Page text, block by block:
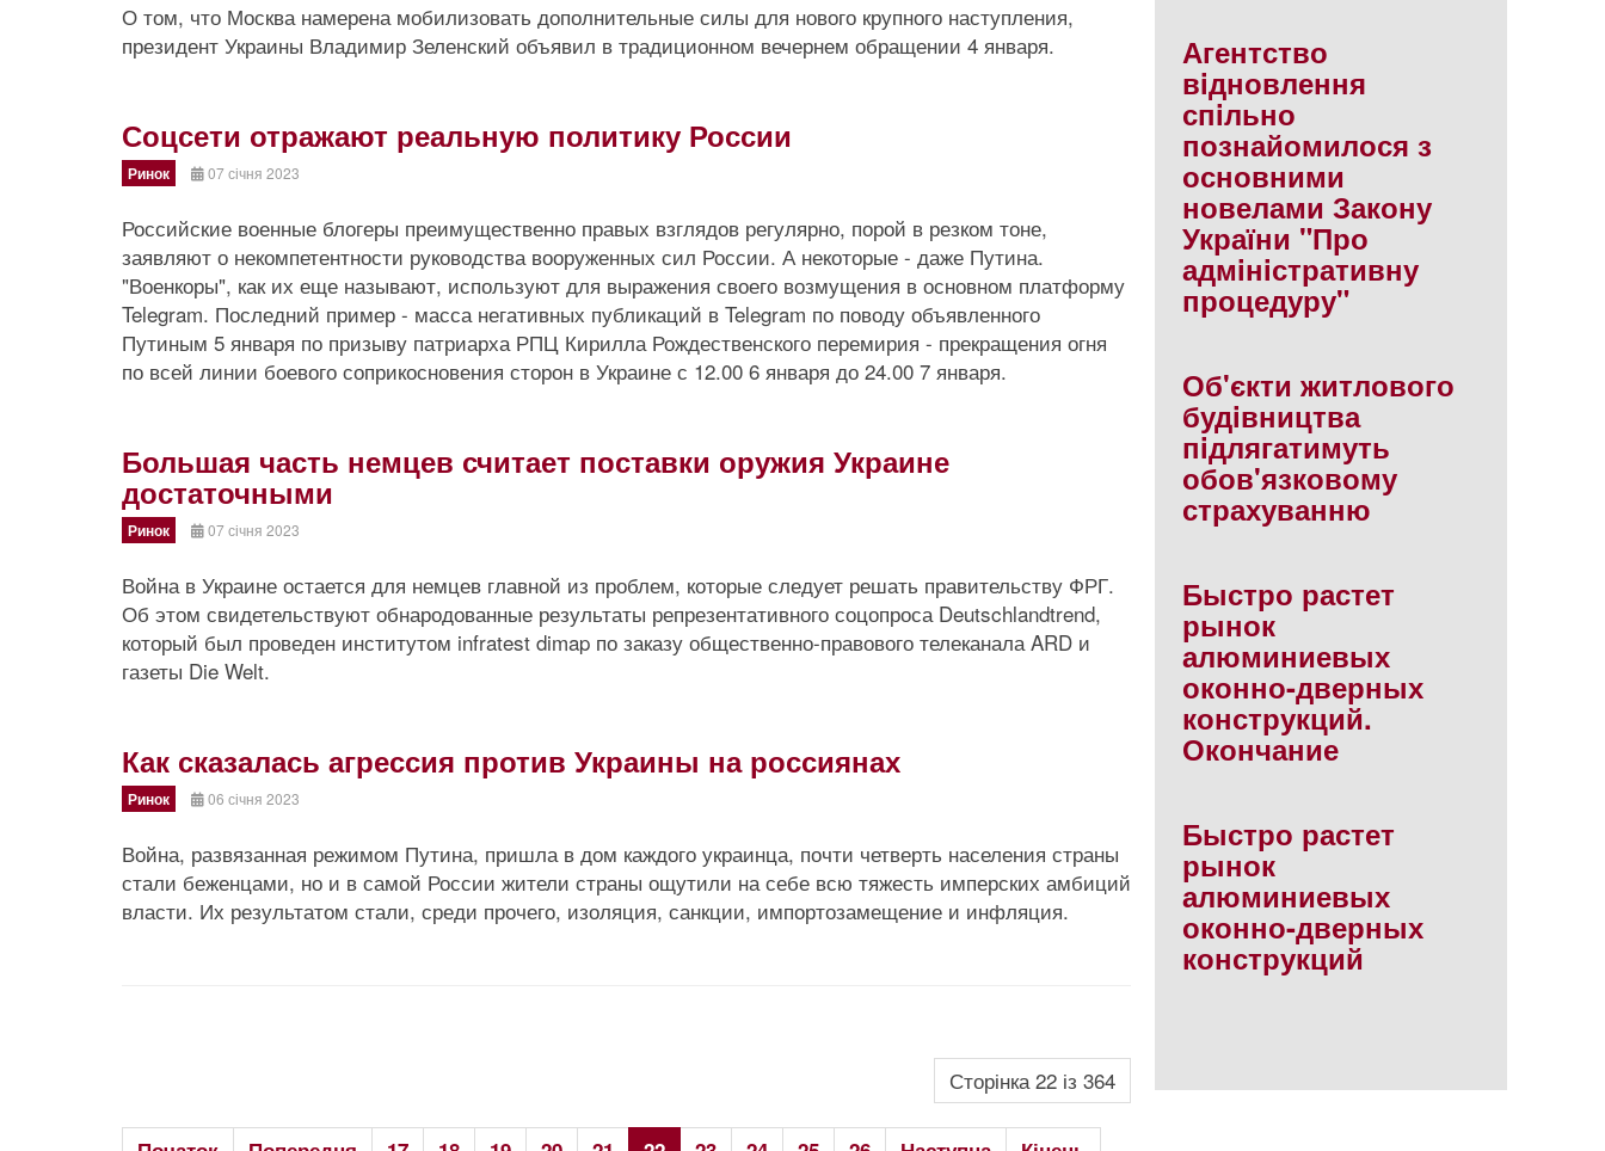
О том, что Москва намерена мобилизовать дополнительные силы для нового крупного наступления,
президент Украины Владимир Зеленский объявил в традиционном вечернем обращении 4 января.
Соцсети отражают реальную политику России
Ринок 07 січня 2023
Российские военные блогеры преимущественно правых взглядов регулярно, порой в резком тоне,
заявляют о некомпетентности руководства вооруженных сил России. А некоторые - даже Путина.
"Военкоры", как их еще называют, используют для выражения своего возмущения в основном платформу
Telegram. Последний пример - масса негативных публикаций в Telegram по поводу объявленного
Путиным 5 января по призыву патриарха РПЦ Кирилла Рождественского перемирия - прекращения огня
по всей линии боевого соприкосновения сторон в Украине с 12.00 6 января до 24.00 7 января.
Большая часть немцев считает поставки оружия Украине
достаточными
Ринок 07 січня 2023
Война в Украине остается для немцев главной из проблем, которые следует решать правительству ФРГ.
Об этом свидетельствуют обнародованные результаты репрезентативного соцопроса Deutschlandtrend,
который был проведен институтом infratest dimap по заказу общественно-правового телеканала ARD и
газеты Die Welt.
Как сказалась агрессия против Украины на россиянах
Ринок 06 січня 2023
Война, развязанная режимом Путина, пришла в дом каждого украинца, почти четверть населения страны
стали беженцами, но и в самой России жители страны ощутили на себе всю тяжесть имперских амбиций
власти. Их результатом стали, среди прочего, изоляция, санкции, импортозамещение и инфляция.
Сторінка 22 із 364
Агентство
вiдновлення
спiльно
познайомилося з
основними
новелами Закону
України "Про
адмiнiстративну
процедуру"
Об'єкти житлового
будiвництва
пiдлягатимуть
обов'язковому
страхуванню
Быстро растет
рынок
алюминиевых
оконно-дверных
конструкций.
Окончание
Быстро растет
рынок
алюминиевых
оконно-дверных
конструкций